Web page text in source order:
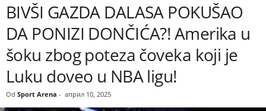
BIVŠI GAZDA DALASA POKUŠAO
DA PONIZI DONČIĆA?! Amerika u
šoku zbog poteza čoveka koji je
Luku doveo u NBA ligu!
Od Sport Arena - април 10, 2025